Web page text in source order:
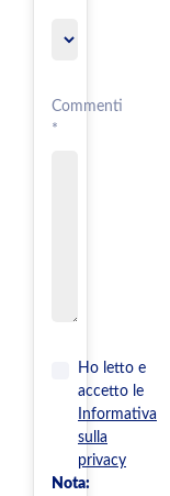
Commenti
*
Ho letto e
accetto le
Informativa
sulla
privacy
Nota: